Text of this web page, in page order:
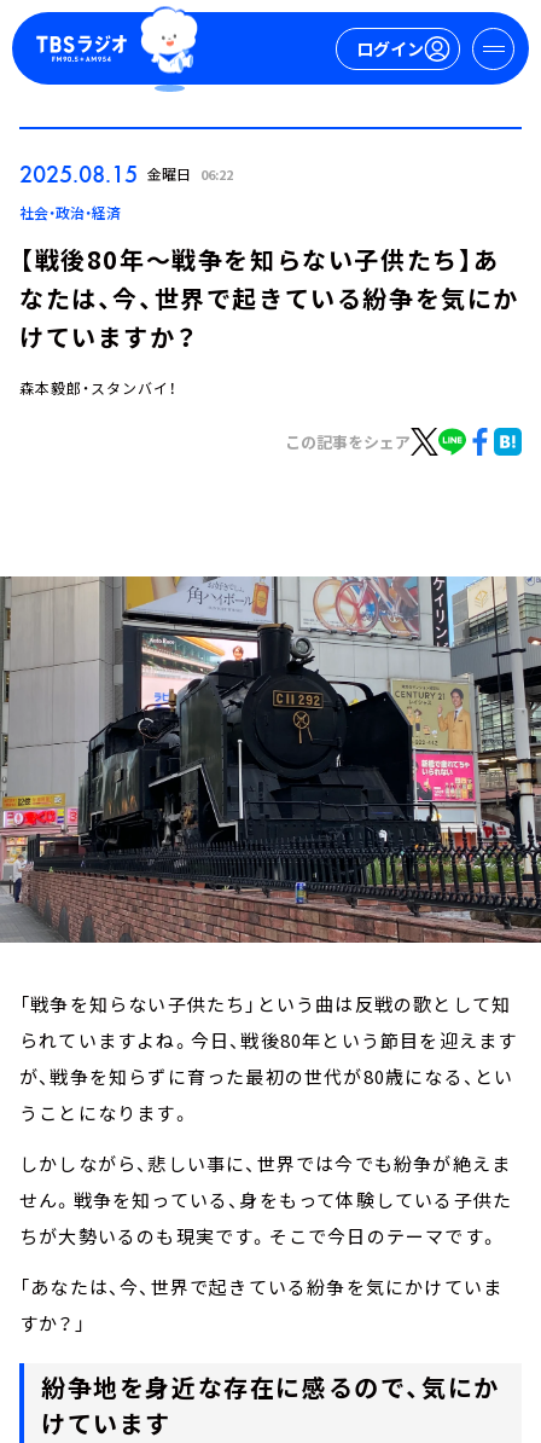
ログイン
イベント・グッズ
YouTube
会社情報
2025.08.15 金曜日 06:22
社会・政治・経済
【戦後80年～戦争を知らない子供たち】あ
なたは、今、世界で起きている紛争を気にか
けていますか？
森本毅郎・スタンバイ！
この記事をシェア
「戦争を知らない子供たち」という曲は反戦の歌として知
られていますよね。今日、戦後80年という節目を迎えます
が、戦争を知らずに育った最初の世代が80歳になる、とい
うことになります。
しかしながら、悲しい事に、世界では今でも紛争が絶えま
せん。戦争を知っている、身をもって体験している子供た
ちが大勢いるのも現実です。そこで今日のテーマです。
「あなたは、今、世界で起きている紛争を気にかけていま
すか？」
紛争地を身近な存在に感るので、気にか
けています